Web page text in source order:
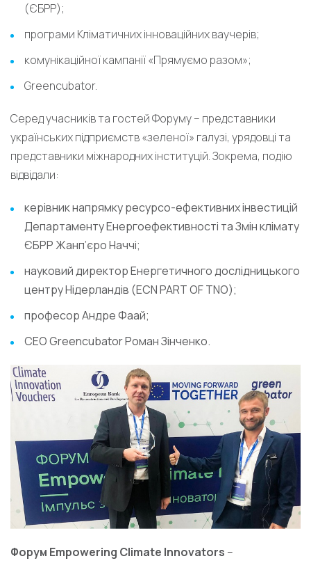
(ЄБРР);
програми Кліматичних інноваційних ваучерів;
комунікаційної кампанії «Прямуємо разом»;
Greencubator.
Серед учасників та гостей Форуму – представники
українських підприємств «зеленої» галузі, урядовці та
представники міжнародних інституцій. Зокрема, подію
відвідали:
керівник напрямку ресурсо-ефективних інвестицій
Департаменту Енергоефективності та Змін клімату
ЄБРР Жанп’єро Наччі;
науковий директор Енергетичного дослідницького
центру Нідерландів (ECN PART OF TNO);
професор Андре Фаай;
CEO Greencubator Роман Зінченко.
Форум Empowering Climate Innovators –